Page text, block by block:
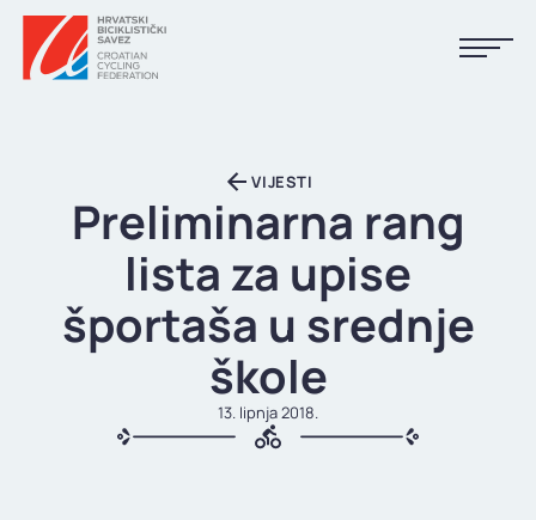
KALENDAR
KLUBOVI
DOKUMENTI
VIJESTI
Preliminarna rang
lista za upise
športaša u srednje
škole
13. lipnja 2018.